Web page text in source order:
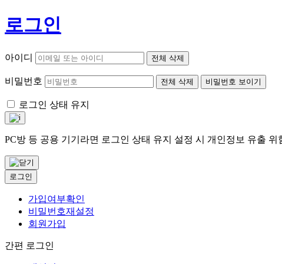
로그인
아이디 전체 삭제
비밀번호 전체 삭제 비밀번호 보이기
로그인 상태 유지
PC방 등 공용 기기라면 로그인 상태 유지 설정 시 개인정보 유출
로그인
가입여부확인
비밀번호재설정
회원가입
간편 로그인